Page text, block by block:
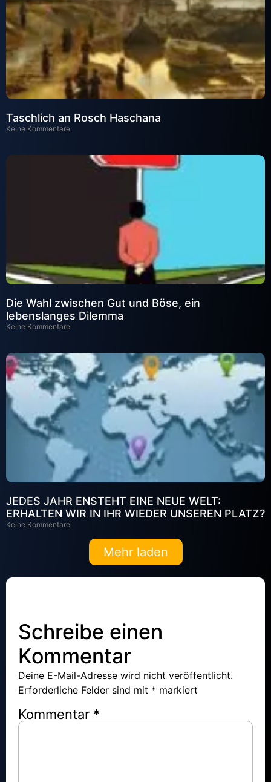
Taschlich an Rosch Haschana
Keine Kommentare
Die Wahl zwischen Gut und Böse, ein
lebenslanges Dilemma
Keine Kommentare
JEDES JAHR ENSTEHT EINE NEUE WELT:
ERHALTEN WIR IN IHR WIEDER UNSEREN PLATZ?
Keine Kommentare
Mehr laden
Schreibe einen
Kommentar
Deine E-Mail-Adresse wird nicht veröffentlicht.
Erforderliche Felder sind mit * markiert
Kommentar *